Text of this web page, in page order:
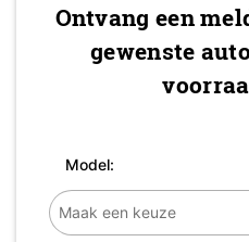
Ontvang een
gewenste
Model: